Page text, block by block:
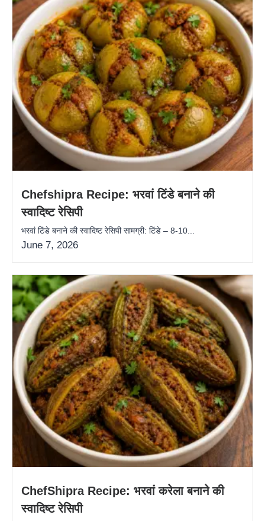
Chefshipra Recipe: भरवां टिंडे बनाने की
स्वादिष्ट रेसिपी
भरवां टिंडे बनाने की स्वादिष्ट रेसिपी सामग्री: टिंडे – 8-10...
June 7, 2026
ChefShipra Recipe: भरवां करेला बनाने की
स्वादिष्ट रेसिपी